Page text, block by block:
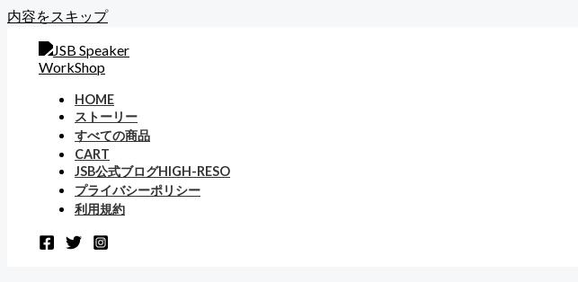
内容をスキップ
HOME
ストーリー
すべての商品
CART
JSB公式ブログHIGH-RESO
プライバシーポリシー
利用規約